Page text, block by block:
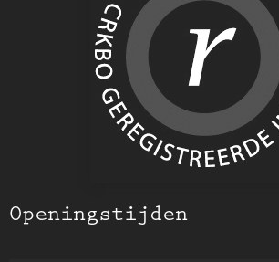
Openingstijden